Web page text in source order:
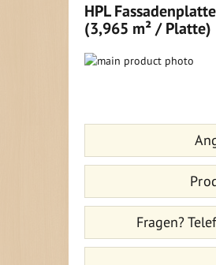
HPL
(3,965 m² / Platte)
Zum
springen
Bildergalerie
Fragen?